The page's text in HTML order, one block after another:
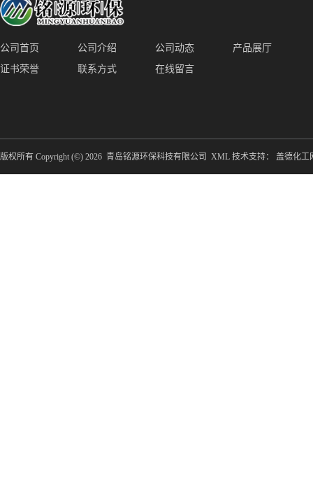
公司首页 公司介绍 公司动态
产品展厅
证书荣誉
联系方式 在线留言
版权所有 Copyright (©) 2026 青岛铭源环保科技有限公司 XML 技术支持： 盖德化工